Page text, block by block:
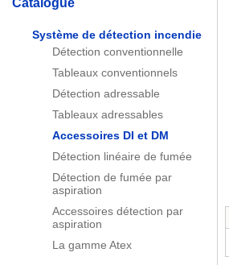
Catalogue
Système de détection incendie
Détection conventionnelle
Tableaux conventionnels
Détection adressable
Tableaux adressables
Accessoires DI et DM
Détection linéaire de fumée
Détection de fumée par
aspiration
Accessoires détection par
aspiration
La gamme Atex